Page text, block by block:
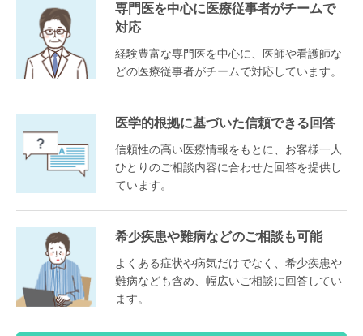
専門医を中心に医療従事者がチームで
対応
経験豊富な専門医を中心に、医師や看護師な
どの医療従事者がチームで対応しています。
医学的根拠に基づいた信頼できる回答
信頼性の高い医療情報をもとに、お客様一人
ひとりのご相談内容に合わせた回答を提供し
ています。
希少疾患や難病などのご相談も可能
よくある症状や病気だけでなく、希少疾患や
難病なども含め、幅広いご相談に回答してい
ます。